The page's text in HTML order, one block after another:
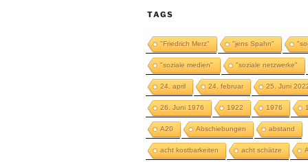
TAGS
"Friedrich Merz" "jens Spahn"
"soziale medien" "soziale netzwerke"
24. april 24. februar 25. Juni
26. Juni 1976 1922 1976
A20 Abschiebungen abstand
acht kostbarkeiten acht schätze